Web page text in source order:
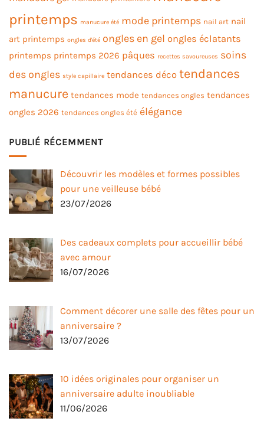
printemps manucure été mode printemps nail art nail
art printemps ongles d'été ongles en gel ongles éclatants
printemps printemps 2026 pâques recettes savoureuses soins
des ongles style capillaire tendances déco tendances
manucure tendances mode tendances ongles tendances
ongles 2026 tendances ongles été élégance
PUBLIÉ RÉCEMMENT
Découvrir les modèles et formes possibles
pour une veilleuse bébé
23/07/2026
Des cadeaux complets pour accueillir bébé
avec amour
16/07/2026
Comment décorer une salle des fêtes pour un
anniversaire ?
13/07/2026
10 idées originales pour organiser un
anniversaire adulte inoubliable
11/06/2026